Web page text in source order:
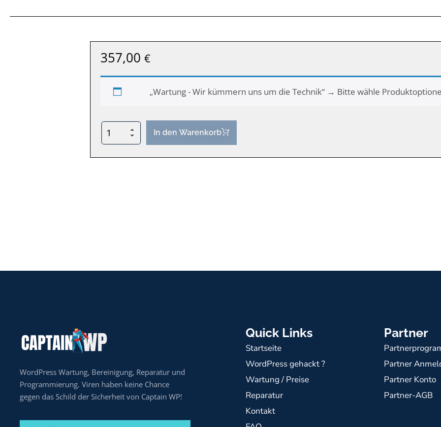
357,00€
„Wartung - Wir kümmern uns um die Technik“→ Bitte wähle
In den Warenkorb
WordPress Wartung, Bereinigung, Reparatur und
Programmierung. Viren haben keine Chance
gegen das Schild der Sicherheit von Captain WP!
Quick Links
Startseite
WordPress gehackt ?
Wartung / Preise
Reparatur
Kontakt
Partner
Partner
Partner Konto
Partner-AGB